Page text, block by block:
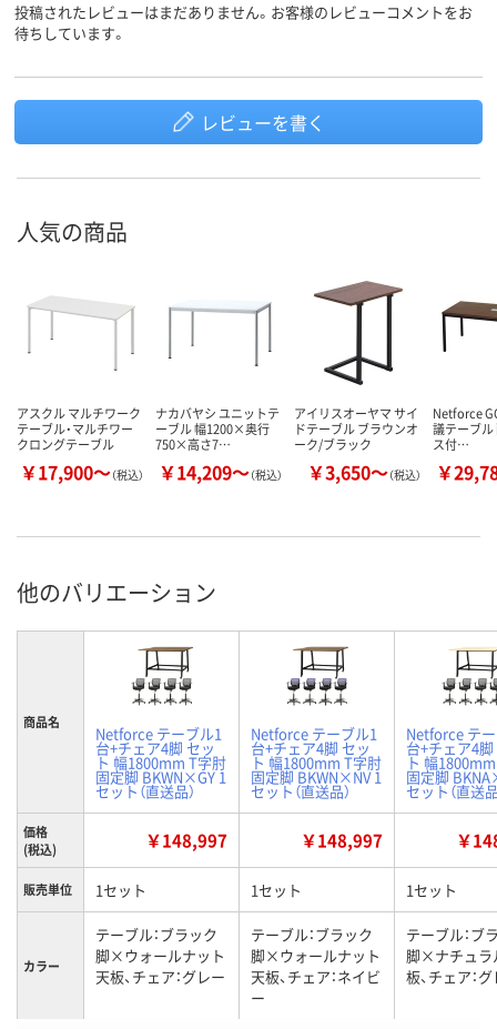
投稿されたレビューはまだありません。お客様のレビューコメントをお
待ちしています。
レビューを書く
人気の商品
アスクル マルチワーク
テーブル・マルチワー
クロングテーブル
￥17,900～（税込）
ナカバヤシ ユニットテ
ーブル 幅1200×奥行
750×高さ7…
￥14,209～（税込）
アイリスオーヤマ サイ
ドテーブル ブラウンオ
ーク/ブラック
￥3,650～（税込）
Netforce
議テーブ
ス付…
￥
他のバリエーション
商品名
Netforce テーブル1
台+チェア4脚 セッ
ト 幅1800mm T字肘
固定脚 BKWN×GY 1
セット（直送品）
Netforce テーブル1
台+チェア4脚 セッ
ト 幅1800mm T字肘
固定脚 BKWN×NV 1
セット（直送品）
Netforce テ
台+チェア4
ト 幅
固定脚
セット（直送品
価格
(税込)
￥148,997 ￥148,997 ￥
販売単位 1セット 1セット 1セット
カラー
テーブル：ブラック
脚×ウォールナット
天板、チェア：グレー
テーブル：ブラック
脚×ウォールナット
天板、チェア：ネイビ
ー
テーブル：ブ
脚×ナチュラ
板、チェア：